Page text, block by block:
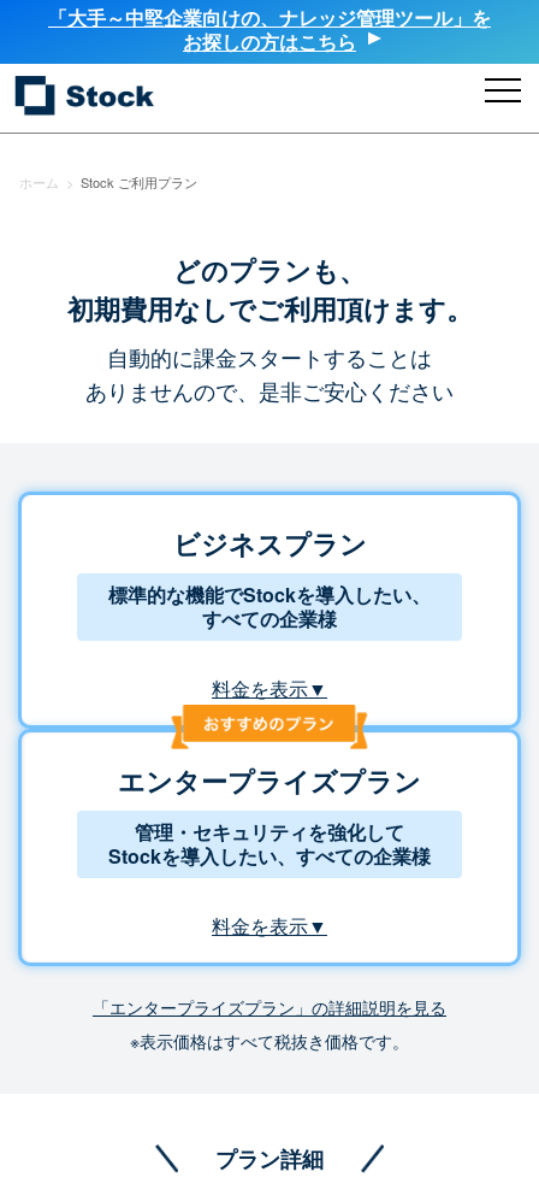
「大手～中堅企業向けの、ナレッジ管理ツール」を
お探しの方はこちら
ホーム > Stock ご利用プラン
どのプランも、
初期費用なしでご利用頂けます。
自動的に課金スタートすることは
ありませんので、是非ご安心ください
ビジネスプラン
標準的な機能でStockを導入したい、
すべての企業様
料金を表示▼
エンタープライズプラン
管理・セキュリティを強化して
Stockを導入したい、すべての企業様
料金を表示▼
「エンタープライズプラン」の詳細説明を見る
※表示価格はすべて税抜き価格です。
プラン詳細